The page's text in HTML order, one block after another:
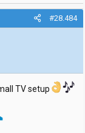
#28.484
TV setup